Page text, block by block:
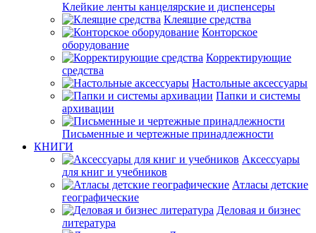
Клейкие ленты канцелярские и диспенсеры
Клеящие средства
Конторское
оборудование
Корректирующие
средства
Настольные аксессуары
Папки и системы
архивации
Письменные и чертежные принадлежности
КНИГИ
Аксессуары
для книг и учебников
Атласы детские
географические
Деловая и бизнес
литература